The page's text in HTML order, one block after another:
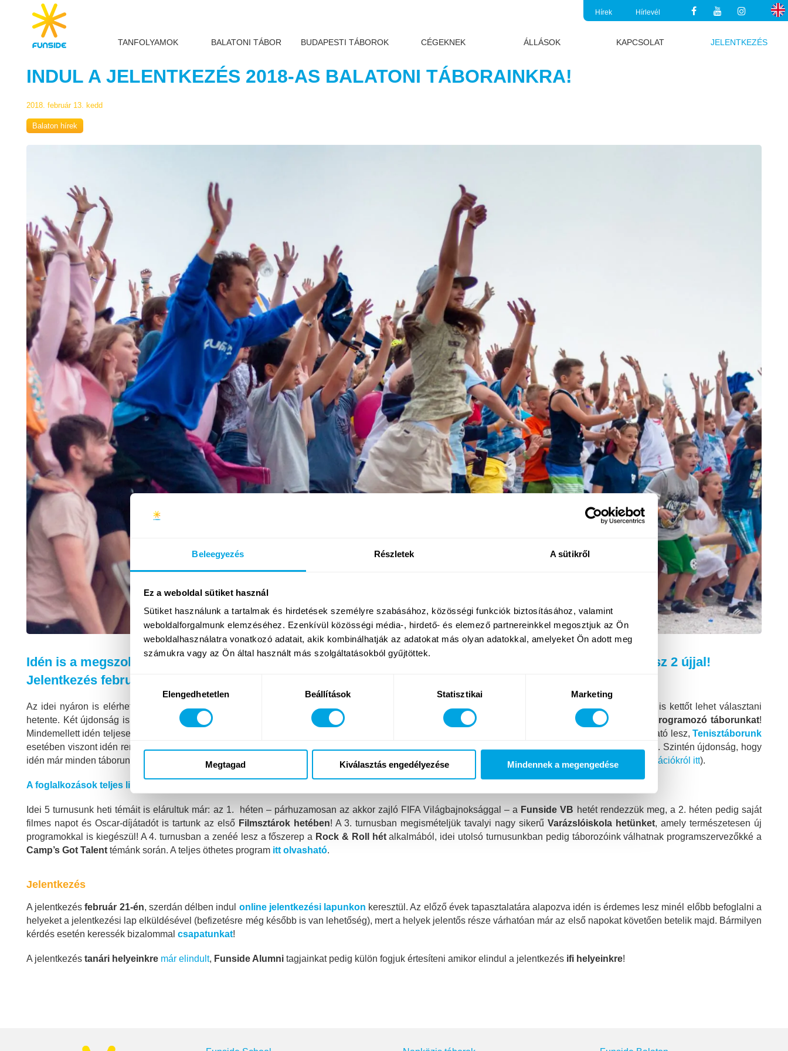
Beleegyezés Részletek A sütikről
Ez a weboldal sütiket használ
Sütiket használunk a tartalmak és hirdetések személyre szabásához, közösségi funkciók biztosításához, valamint
weboldalforgalmunk elemzéséhez. Ezenkívül közösségi média-, hirdető- és elemező partnereinkkel megosztjuk az Ön
weboldalhasználatra vonatkozó adatait, akik kombinálhatják az adatokat más olyan adatokkal, amelyeket Ön adott meg
számukra vagy az Ön által használt más szolgáltatásokból gyűjtöttek.
Hozzájárulás
kiválasztásaElengedhetetlen Beállítások Statisztikai Marketing
Megtagad Kiválasztás engedélyezése Mindennek a megengedése
Hírek Hírlevél
TANFOLYAMOK BALATONI TÁBOR BUDAPESTI TÁBOROK CÉGEKNEK ÁLLÁSOK KAPCSOLAT JELENTKEZÉS
INDUL A JELENTKEZÉS 2018-AS BALATONI TÁBORAINKRA!
2018. február 13. kedd
Balaton hírek
Idén is a megszokott időpontban, 5 héten át lesz Funside Balaton tábor, a meglévő 20 foglalkozással, plusz 2 újjal!
Jelentkezés február 21-től!
Az idei nyáron is elérhető lesz az eddig megszokott és népszerű 20-féle különböző foglalkozásunkbalatoni táborunkban, melyek közül továbbra is kettőt lehet választani
hetente. Két újdonság is csatlakozott a kínálathoz: először indul
Jóga táborunk , valamint haladó programozóink számára ajánljuk szintén új Drón-programozó táborunkat!
Mindemellett idén teljesen megújult
a nagy érdeklődésre való tekintettel idén már 4 turnusban is választható lesz,Tenisztáborunk
esetében viszont idén rendhagyó módon csak kevesebb elérhető szabad hely lesz (erről bővebben a
), ezért fontos lesz korán jelentkezni. Szintén újdonság, hogy
idén már minden táborunk kombinálható, így a zene, az angol dráma és a médiatáboraink is választhatóak más táborral kombinálva (bővebben a
kombinációkról itt).
A foglalkozások teljes listája és minden fontos információ egy helyen itt található!
Idei 5 turnusunk heti témáit is elárultuk már: az 1. héten – párhuzamosan az akkor zajló FIFA Világbajnoksággal – a Funside VB hetét rendezzük meg, a 2. héten pedig saját
filmes napot és Oscar-díjátadót is tartunk az első Filmsztárok hetében! A 3. turnusban megismételjük tavalyi nagy sikerűVarázslóiskola hetünket, amely természetesen új
programokkal is kiegészül! A 4. turnusban a zenéé lesz a főszerep a Rock & Roll hétalkalmából, idei utolsó turnusunkban pedig táborozóink válhatnak programszervezőkké a
Camp’s Got Talent témánk során. A teljes öthetes program itt olvasható.
Jelentkezés
A jelentkezésfebruár 21-én, szerdán délben indul online jelentkezési lapunkon keresztül. Az előző évek tapasztalatára alapozva idén is érdemes lesz minél előbb befoglalni a
helyeket a jelentkezési lap elküldésével (befizetésre még később is van lehetőség), mert a helyek jelentős része várhatóan már az első napokat követően betelik majd. Bármilyen
kérdés esetén keressék bizalommal csapatunkat!
A jelentkezés tanári helyeinkre már elindult, Funside Alumni tagjainkat pedig külön fogjuk értesíteni amikor elindul a jelentkezés ifi helyeinkre!